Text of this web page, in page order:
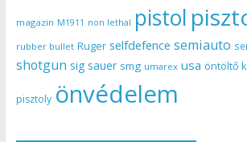
magazin M1911 non lethal pistol
rubber bullet Ruger selfdefence semiauto
shotgun sig sauer smg umarex usa öntöltő
pisztoly önvédelem